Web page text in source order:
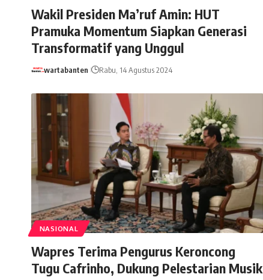
Wakil Presiden Ma’ruf Amin: HUT
Pramuka Momentum Siapkan Generasi
Transformatif yang Unggul
wartabanten Rabu, 14 Agustus 2024
NASIONAL
Wapres Terima Pengurus Keroncong
Tugu Cafrinho, Dukung Pelestarian Musik